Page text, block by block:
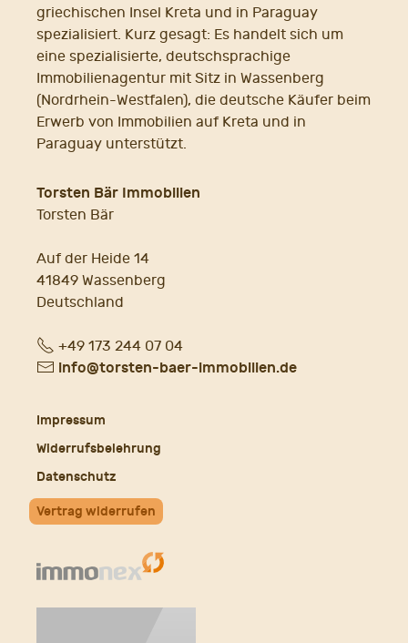
griechischen Insel Kreta und in Paraguay
spezialisiert. Kurz gesagt: Es handelt sich um
eine spezialisierte, deutschsprachige
Immobilienagentur mit Sitz in Wassenberg
(Nordrhein-Westfalen), die deutsche Käufer beim
Erwerb von Immobilien auf Kreta und in
Paraguay unterstützt.
Torsten Bär Immobilien
Torsten Bär
Auf der Heide 14
41849 Wassenberg
Deutschland
Fon+49 173 244 07 04
E- info@torsten-baer-immobilien.de
Impressum
Widerrufsbelehrung
Datenschutz
Vertrag widerrufen